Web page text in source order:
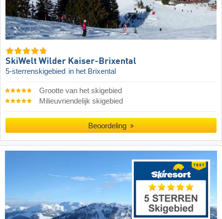
SkiWelt Wilder Kaiser-Brixental
5-sterrenskigebied in het Brixental
Grootte van het skigebied
Milieuvriendelijk skigebied
Beoordeling